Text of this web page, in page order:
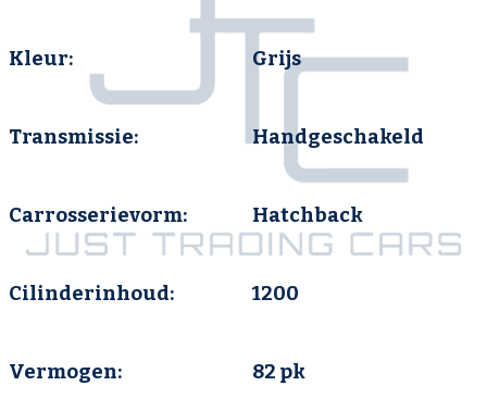
Kleur: Grijs
Transmissie: Handgeschakeld
Carrosserievorm: Hatchback
Cilinderinhoud: 1200
Vermogen: 82 pk